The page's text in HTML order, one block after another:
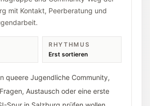
mit Kontakt, Peerberatung und
RHYTHMUS
Erst sortieren
queere Jugendliche Community,
Austausch oder eine erste